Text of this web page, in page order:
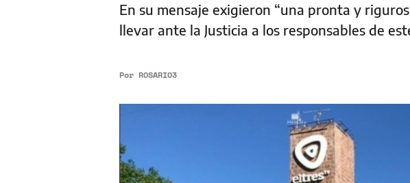
En su mensaje exigieron “una pronta y
llevar ante la Justicia a los responsables de
Por ROSARIO3